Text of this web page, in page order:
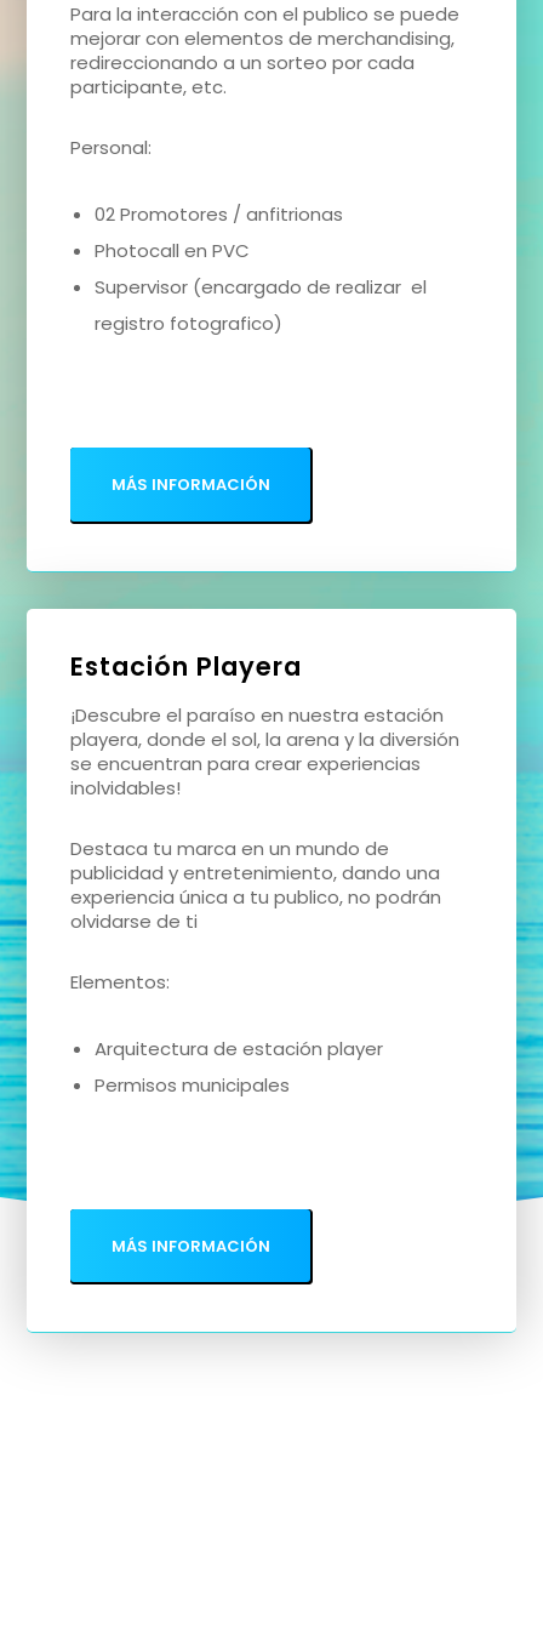
Para la interacción con el publico se puede
mejorar con elementos de merchandising,
redireccionando a un sorteo por cada
participante, etc.
Personal:
02 Promotores / anfitrionas
Photocall en PVC
Supervisor (encargado de realizar el
registro fotografico)
MÁS INFORMACIÓN
Estación Playera
¡Descubre el paraíso en nuestra estación
playera, donde el sol, la arena y la diversión
se encuentran para crear experiencias
inolvidables!
Destaca tu marca en un mundo de
publicidad y entretenimiento, dando una
experiencia única a tu publico, no podrán
olvidarse de ti
Elementos:
Arquitectura de estación player
Permisos municipales
MÁS INFORMACIÓN